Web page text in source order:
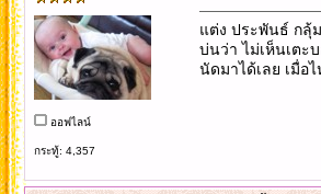
ออฟไลน์
กระทู้: 4,357
แต่ง ประพันธ์ กลุ้
บ่นว่า ไม่เห็นเตะ
นัดมาได้เลย เมื่อไ